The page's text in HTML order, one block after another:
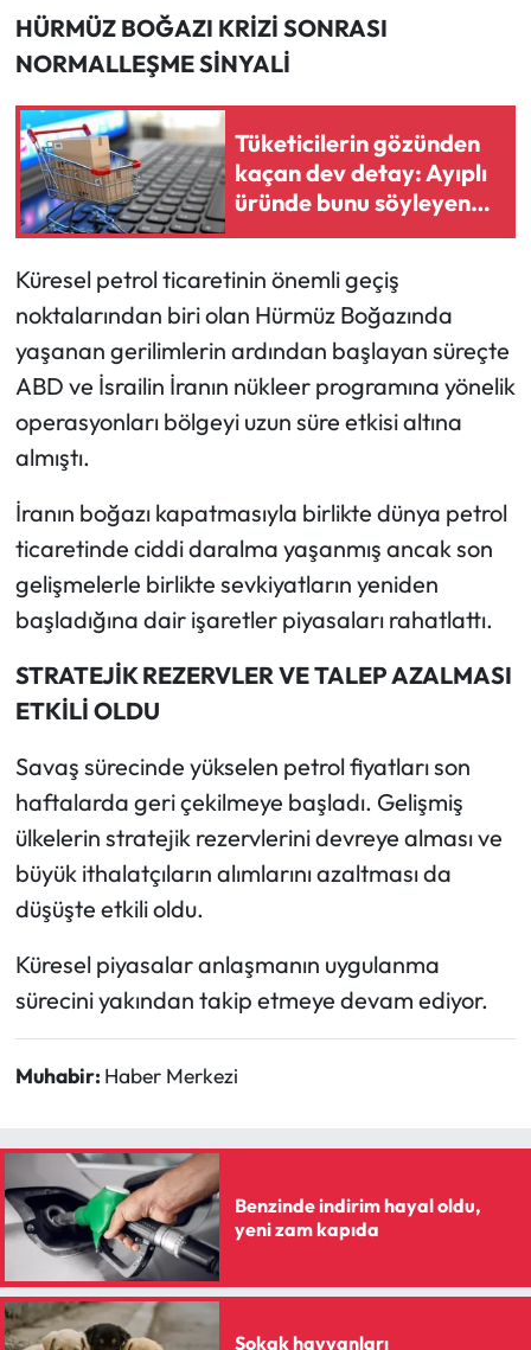
HÜRMÜZ BOĞAZI KRİZİ SONRASI
NORMALLEŞME SİNYALİ
Tüketicilerin gözünden
kaçan dev detay: Ayıplı
üründe bunu söyleyen
paranızı anında iade
Küresel petrol ticaretinin önemli geçiş
noktalarından biri olan Hürmüz Boğazında
yaşanan gerilimlerin ardından başlayan süreçte
ABD ve İsrailin İranın nükleer programına yönelik
operasyonları bölgeyi uzun süre etkisi altına
almıştı.
İranın boğazı kapatmasıyla birlikte dünya petrol
ticaretinde ciddi daralma yaşanmış ancak son
gelişmelerle birlikte sevkiyatların yeniden
başladığına dair işaretler piyasaları rahatlattı.
STRATEJİK REZERVLER VE TALEP AZALMASI
ETKİLİ OLDU
Savaş sürecinde yükselen petrol fiyatları son
haftalarda geri çekilmeye başladı. Gelişmiş
ülkelerin stratejik rezervlerini devreye alması ve
büyük ithalatçıların alımlarını azaltması da
düşüşte etkili oldu.
Küresel piyasalar anlaşmanın uygulanma
sürecini yakından takip etmeye devam ediyor.
Muhabir: Haber Merkezi
Benzinde indirim hayal oldu,
yeni zam kapıda
Sokak hayvanları